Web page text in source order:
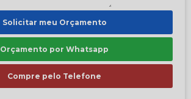
Solicitar meu Orçamento
Orçamento por Whatsapp
Compre pelo Telefone